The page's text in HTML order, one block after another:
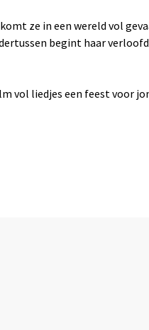
ze in een wereld vol
begint haar
vol liedjes een feest voor